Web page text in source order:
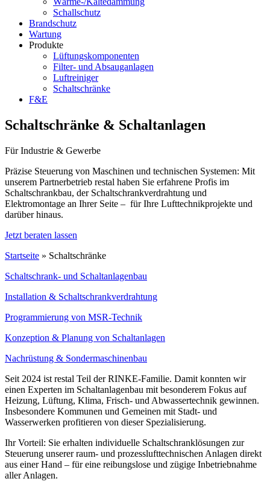
Schallschutz
Brandschutz
Wartung
Produkte
Lüftungskomponenten
Filter- und Absauganlagen
Luftreiniger
Schaltschränke
F&E
Schaltschränke & Schaltanlagen
Für Industrie & Gewerbe
Präzise Steuerung von Maschinen und technischen Systemen: Mit
unserem Partnerbetrieb restal haben Sie erfahrene Profis im
Schaltschrankbau, der Schaltschrankverdrahtung und
Elektromontage an Ihrer Seite – für Ihre Lufttechnikprojekte und
darüber hinaus.
Jetzt beraten lassen
Startseite » Schaltschränke
Schaltschrank- und Schaltanlagenbau
Installation & Schaltschrankverdrahtung
Programmierung von MSR-Technik
Konzeption & Planung von Schaltanlagen
Nachrüstung & Sondermaschinenbau
Seit 2024 ist restal Teil der RINKE-Familie. Damit konnten wir
einen Experten im Schaltanlagenbau mit besonderem Fokus auf
Heizung, Lüftung, Klima, Frisch- und Abwassertechnik gewinnen.
Insbesondere Kommunen und Gemeinen mit Stadt- und
Wasserwerken profitieren von dieser Spezialisierung.
Ihr Vorteil: Sie erhalten individuelle Schaltschranklösungen zur
Steuerung unserer raum- und prozesslufttechnischen Anlagen direkt
aus einer Hand – für eine reibungslose und zügige Inbetriebnahme
aller Anlagen.